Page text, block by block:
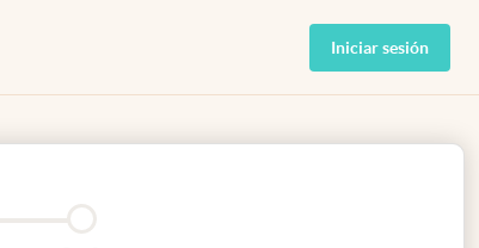
Iniciar sesión